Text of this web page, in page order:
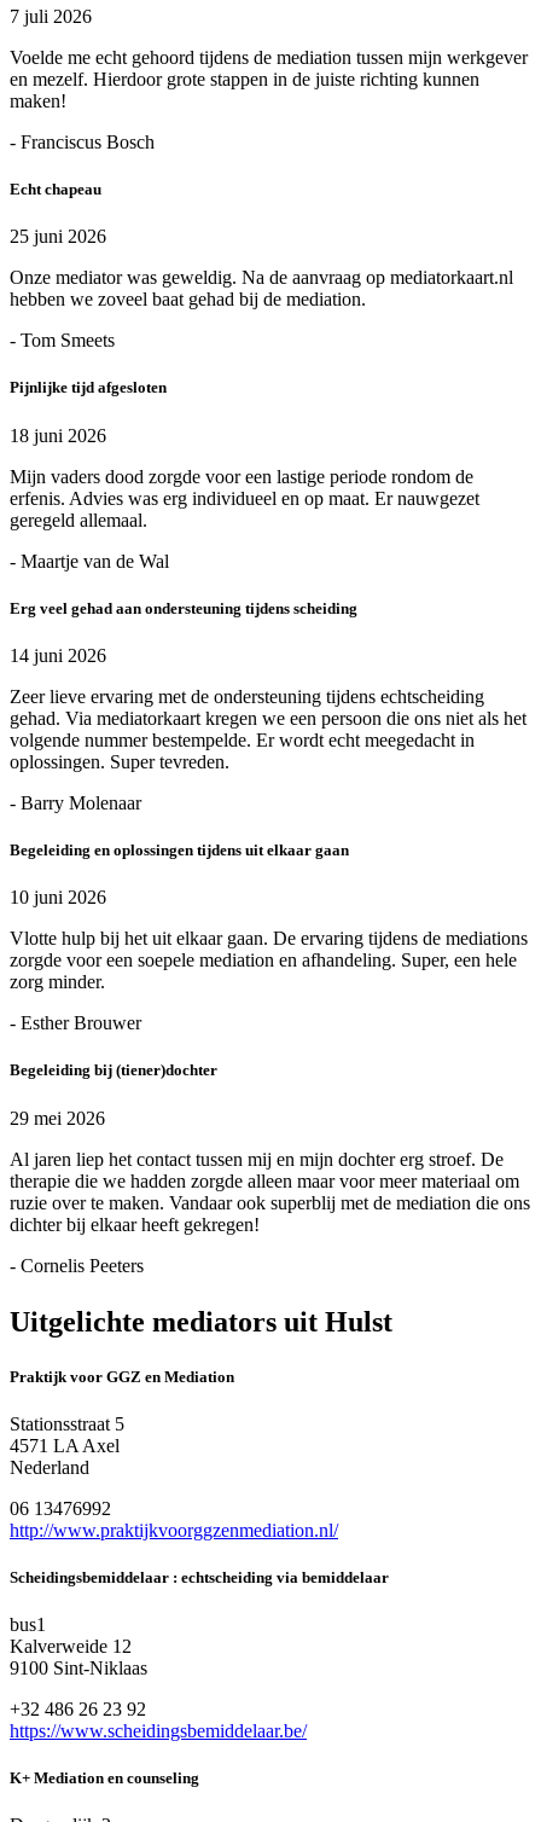
7 juli 2026
Voelde me echt gehoord tijdens de mediation tussen mijn werkgever
en mezelf. Hierdoor grote stappen in de juiste richting kunnen
maken!
- Franciscus Bosch
Echt chapeau
25 juni 2026
Onze mediator was geweldig. Na de aanvraag op mediatorkaart.nl
hebben we zoveel baat gehad bij de mediation.
- Tom Smeets
Pijnlijke tijd afgesloten
18 juni 2026
Mijn vaders dood zorgde voor een lastige periode rondom de
erfenis. Advies was erg individueel en op maat. Er nauwgezet
geregeld allemaal.
- Maartje van de Wal
Erg veel gehad aan ondersteuning tijdens scheiding
14 juni 2026
Zeer lieve ervaring met de ondersteuning tijdens echtscheiding
gehad. Via mediatorkaart kregen we een persoon die ons niet als het
volgende nummer bestempelde. Er wordt echt meegedacht in
oplossingen. Super tevreden.
- Barry Molenaar
Begeleiding en oplossingen tijdens uit elkaar gaan
10 juni 2026
Vlotte hulp bij het uit elkaar gaan. De ervaring tijdens de mediations
zorgde voor een soepele mediation en afhandeling. Super, een hele
zorg minder.
- Esther Brouwer
Begeleiding bij (tiener)dochter
29 mei 2026
Al jaren liep het contact tussen mij en mijn dochter erg stroef. De
therapie die we hadden zorgde alleen maar voor meer materiaal om
ruzie over te maken. Vandaar ook superblij met de mediation die ons
dichter bij elkaar heeft gekregen!
- Cornelis Peeters
Uitgelichte mediators uit Hulst
Praktijk voor GGZ en Mediation
Stationsstraat 5
4571 LA Axel
Nederland
06 13476992
http://www.praktijkvoorggzenmediation.nl/
Scheidingsbemiddelaar : echtscheiding via bemiddelaar
bus1
Kalverweide 12
9100 Sint-Niklaas
+32 486 26 23 92
https://www.scheidingsbemiddelaar.be/
K+ Mediation en counseling